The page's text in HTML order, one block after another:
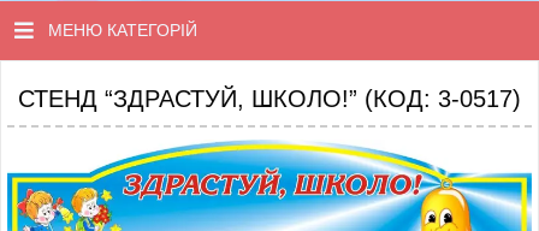
ТОПОВІ ПРОПОЗИЦІЇ
МЕНЮ КАТЕГОРІЙ
СТЕНДИ ДЛЯ НУШ
СТЕНДИ ДЛЯ ПОЧАТКОВОЇ ШКОЛИ
СТЕНДИ ДЛЯ КАБІНЕТІВ
СТЕНД “ЗДРАСТУЙ, ШКОЛО!” (КОД: 3-0517)